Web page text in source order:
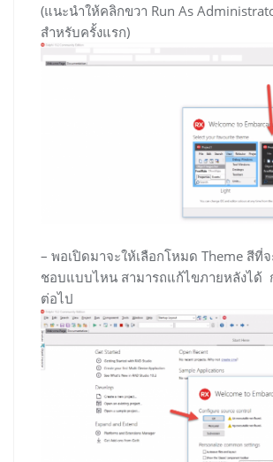
(แนะนำให้คลิกขวา Run As
สำหรับครั้งแรก)
– พอเปิดมาจะให้เลือกโหมด Theme สีที่จ
ชอบแบบไหน สามารถแก้ไขภายหลังได้
ต่อไป